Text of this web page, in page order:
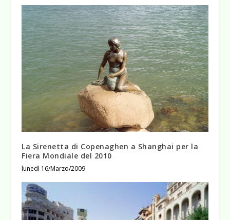
La Sirenetta di Copenaghen a Shanghai per la
Fiera Mondiale del 2010
lunedì 16/Marzo/2009